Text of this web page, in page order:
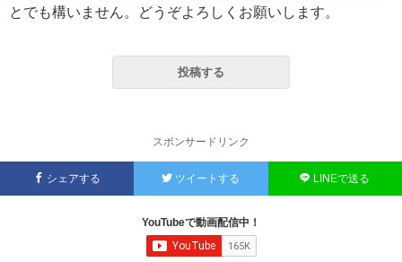
とでも構いません。どうぞよろしくお願いします。
投稿する
スポンサードリンク
シェアする ツイートする LINEで送る
YouTubeで動画配信中！